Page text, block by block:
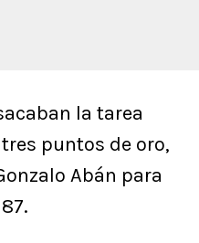
la tarea
puntos de oro,
Abán para